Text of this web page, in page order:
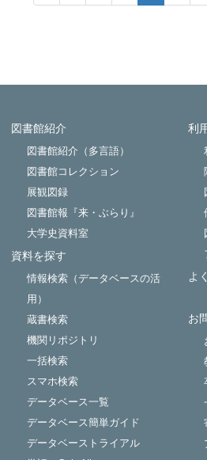
図書館紹介
図書館紹介（多言語）
図書館コレクション
展観図録
図書館報『来・ぶらり』
大学史資料室
資料を探す
情報検索（データベースの活
用）
蔵書検索
機関リポジトリ
一括検索
スマホ検索
データベース一覧
データベース簡単ガイド
データベーストライアル
利
よ
お
Powered by